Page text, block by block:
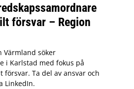
försvar – Region
Värmland söker
i Karlstad med fokus på
försvar. Ta del av ansvar och
LinkedIn.